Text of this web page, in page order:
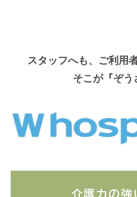
スタッフへも、ご利用
そこが『ぞう
介護力の